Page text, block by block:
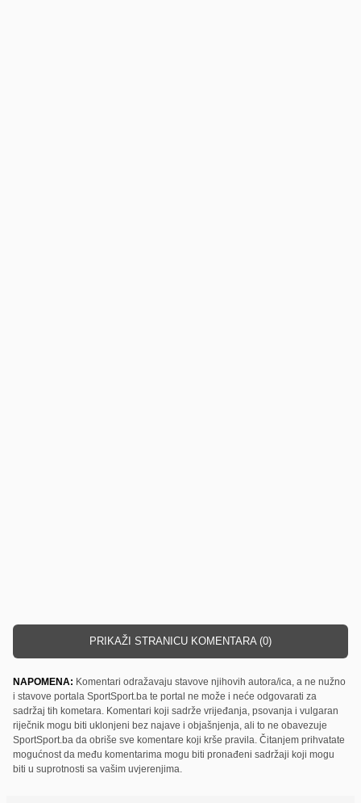
PRIKAŽI STRANICU KOMENTARA (0)
NAPOMENA: Komentari odražavaju stavove njihovih autora/ica, a ne nužno
i stavove portala SportSport.ba te portal ne može i neće odgovarati za
sadržaj tih kometara. Komentari koji sadrže vrijeđanja, psovanja i vulgaran
riječnik mogu biti uklonjeni bez najave i objašnjenja, ali to ne obavezuje
SportSport.ba da obriše sve komentare koji krše pravila. Čitanjem prihvatate
mogućnost da među komentarima mogu biti pronađeni sadržaji koji mogu
biti u suprotnosti sa vašim uvjerenjima.